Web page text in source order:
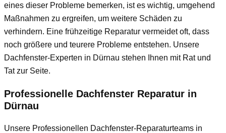
eines dieser Probleme bemerken, ist es wichtig, umgehend
Maßnahmen zu ergreifen, um weitere Schäden zu
verhindern. Eine frühzeitige Reparatur vermeidet oft, dass
noch größere und teurere Probleme entstehen. Unsere
Dachfenster-Experten in Dürnau stehen Ihnen mit Rat und
Tat zur Seite.
Professionelle Dachfenster Reparatur in
Dürnau
Unsere Professionellen Dachfenster-Reparaturteams in